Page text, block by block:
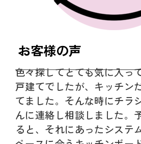
お客様の声
色々探してとても気に入っ
戸建てでしたが、キッチン
てました。そんな時にチラ
んに連絡し相談しました。
ると、それにあったシステ